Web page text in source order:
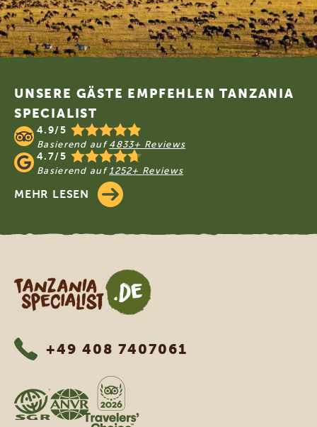
Footer
UNSERE GÄSTE EMPFEHLEN TANZANIA
SPECIALIST
4.9/5
Basierend auf 4833+ Reviews
4.7/5
Basierend auf 1252+ Reviews
MEHR LESEN
Tanzania Specialist
+49 408 7407061